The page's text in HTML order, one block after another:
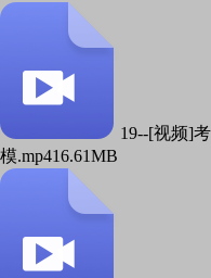
19--[视频]
模.mp416.61MB